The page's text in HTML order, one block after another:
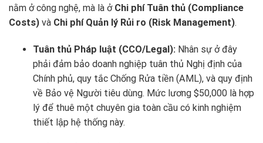
nằm ở công nghệ, mà là ở Chi phí Tuân thủ (Compliance
Costs) và Chi phí Quản lý Rủi ro (Risk Management).
Tuân thủ Pháp luật (CCO/Legal): Nhân sự ở đây
phải đảm bảo doanh nghiệp tuân thủ Nghị định của
Chính phủ, quy tắc Chống Rửa tiền (AML), và quy định
về Bảo vệ Người tiêu dùng. Mức lương $50,000 là hợp
lý để thuê một chuyên gia toàn cầu có kinh nghiệm
thiết lập hệ thống này.